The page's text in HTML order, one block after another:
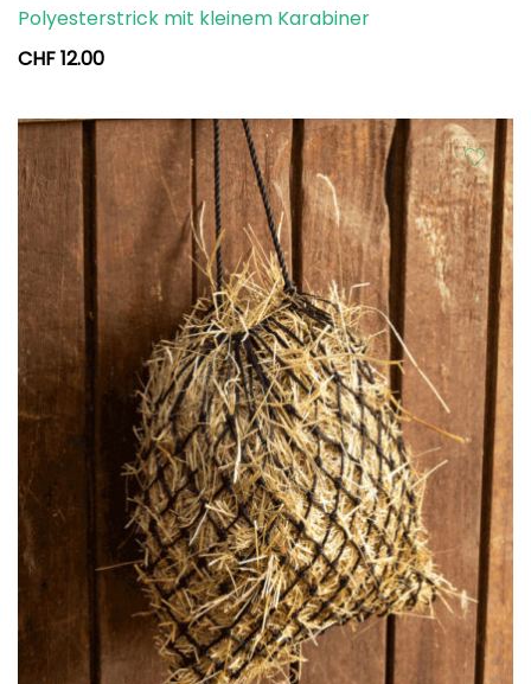
Polyesterstrick mit kleinem Karabiner
CHF12.00